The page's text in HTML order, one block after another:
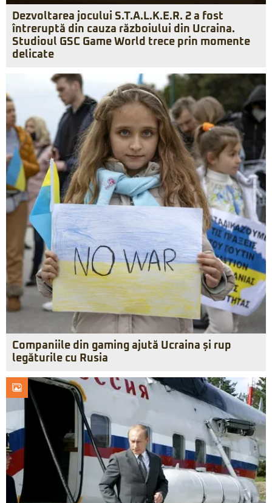
Dezvoltarea jocului S.T.A.L.K.E.R. 2 a fost
întreruptă din cauza războiului din Ucraina.
Studioul GSC Game World trece prin momente
delicate
Companiile din gaming ajută Ucraina și rup
legăturile cu Rusia